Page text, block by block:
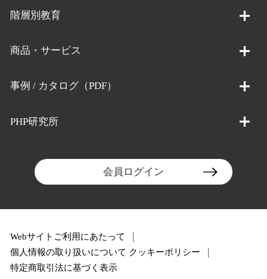
階層別教育
商品・サービス
事例 / カタログ（PDF）
PHP研究所
会員ログイン
Webサイトご利用にあたって
個人情報の取り扱いについて クッキーポリシー
特定商取引法に基づく表示